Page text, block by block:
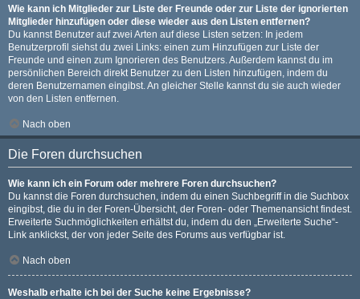
Wie kann ich Mitglieder zur Liste der Freunde oder zur Liste der ignorierten
Mitglieder hinzufügen oder diese wieder aus den Listen entfernen?
Du kannst Benutzer auf zwei Arten auf diese Listen setzen: In jedem
Benutzerprofil siehst du zwei Links: einen zum Hinzufügen zur Liste der
Freunde und einen zum Ignorieren des Benutzers. Außerdem kannst du im
persönlichen Bereich direkt Benutzer zu den Listen hinzufügen, indem du
deren Benutzernamen eingibst. An gleicher Stelle kannst du sie auch wieder
von den Listen entfernen.
Nach oben
Die Foren durchsuchen
Wie kann ich ein Forum oder mehrere Foren durchsuchen?
Du kannst die Foren durchsuchen, indem du einen Suchbegriff in die Suchbox
eingibst, die du in der Foren-Übersicht, der Foren- oder Themenansicht findest.
Erweiterte Suchmöglichkeiten erhältst du, indem du den „Erweiterte Suche“-
Link anklickst, der von jeder Seite des Forums aus verfügbar ist.
Nach oben
Weshalb erhalte ich bei der Suche keine Ergebnisse?